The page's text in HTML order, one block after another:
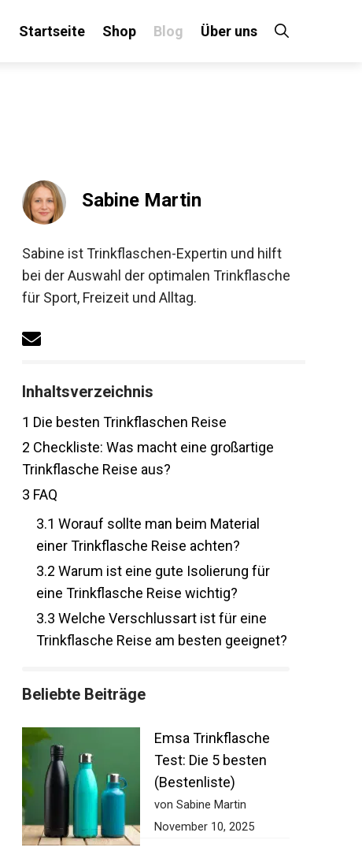
Startseite Shop Blog Über uns
Sabine Martin
Sabine ist Trinkflaschen-Expertin und hilft
bei der Auswahl der optimalen Trinkflasche
für Sport, Freizeit und Alltag.
Inhaltsverzeichnis
1 Die besten Trinkflaschen Reise
2 Checkliste: Was macht eine großartige
Trinkflasche Reise aus?
3 FAQ
3.1 Worauf sollte man beim Material
einer Trinkflasche Reise achten?
3.2 Warum ist eine gute Isolierung für
eine Trinkflasche Reise wichtig?
3.3 Welche Verschlussart ist für eine
Trinkflasche Reise am besten geeignet?
Beliebte Beiträge
Emsa Trinkflasche
Test: Die 5 besten
(Bestenliste)
von Sabine Martin
November 10, 2025